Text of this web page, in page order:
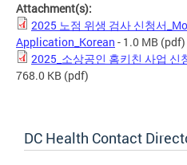
Attachment(s):
2025 노점 위생 검사 신청서
Application_Korean - 1.0 MB (pdf)
2025_소상공인 홈키친 사업 신
768.0 KB (pdf)
DC Health Contact